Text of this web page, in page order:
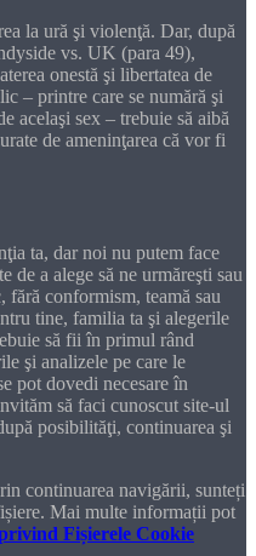
la ură şi violenţă. Dar, după
vs. UK (para 49),
onestă şi libertatea de
– printre care se numără şi
acelaşi sex – trebuie să aibă
de ameninţarea că vor fi
ta, dar noi nu putem face
de a alege să ne urmăreşti sau
fără conformism, teamă sau
tine, familia ta şi alegerile
să fii în primul rând
şi analizele pe care le
pot dovedi necesare în
să faci cunoscut site-ul
posibilităţi, continuarea şi
continuarea navigării, sunteți
Mai multe informații pot
Fișierele Cookie